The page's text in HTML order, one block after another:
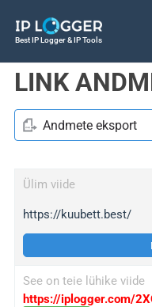
Best IP Logger & IP Tools
LINK
Andmete eksport
Ülim viide
https://kuubett.best/
See on teie lühike viide
https://iplogger.com/